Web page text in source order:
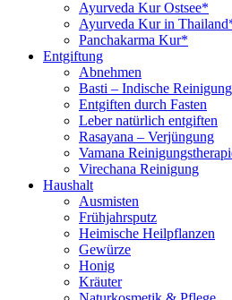
Ayurveda Kur Ostsee*
Ayurveda Kur in
Panchakarma Kur*
Entgiftung
Abnehmen
Basti – Indische
Entgiften durch Fasten
Leber natürlich entgiften
Rasayana – Verjüngung
Vamana
Virechana Reinigung
Haushalt
Ausmisten
Frühjahrsputz
Heimische Heilpflanzen
Gewürze
Honig
Kräuter